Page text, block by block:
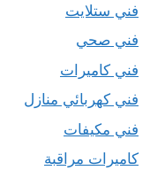
فني ستلايت
فني صحي
فني كاميرات
فني كهربائي منازل
فني مكيفات
كاميرات مراقبة